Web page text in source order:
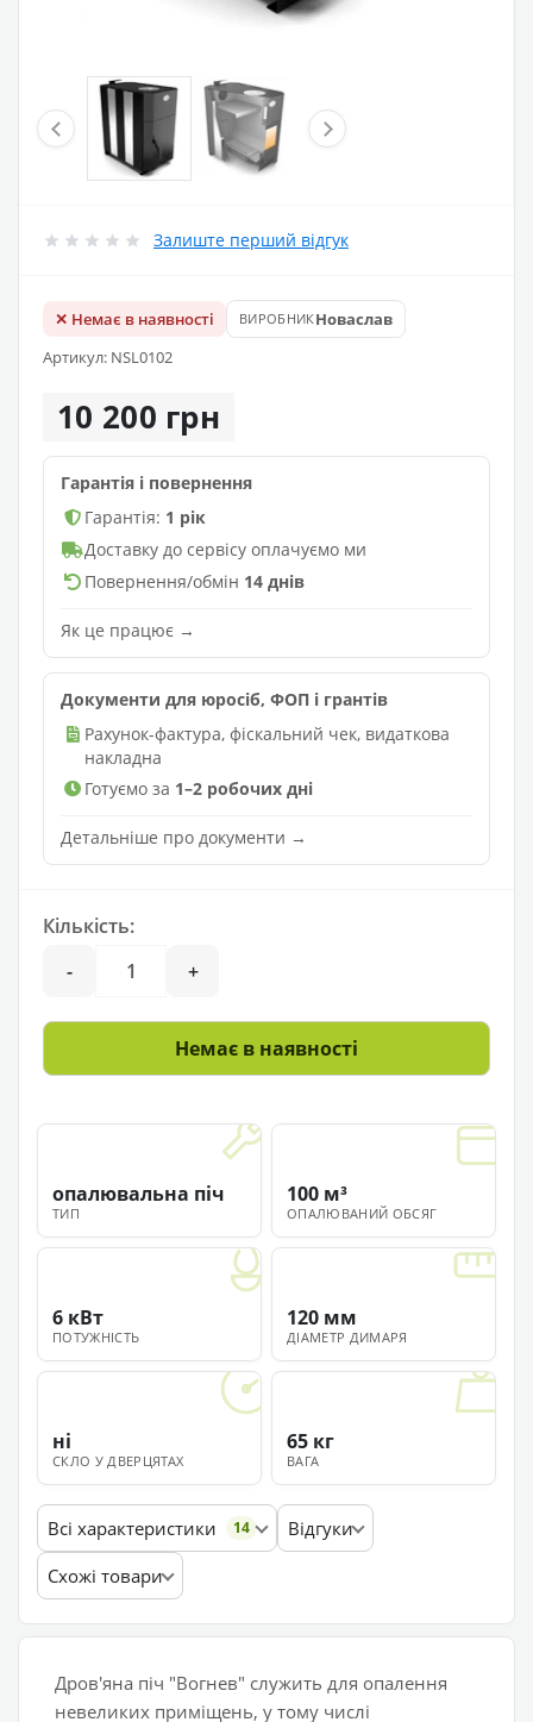
Залиште перший відгук
✕ Немає в наявності ВИРОБНИКНоваслав
Артикул: NSL0102
10 200 грн
Гарантія і повернення
Гарантія: 1 рік
Доставку до сервісу оплачуємо ми
Повернення/обмін 14 днів
Як це працює →
Документи для юросіб, ФОП і грантів
Рахунок-фактура, фіскальний чек, видаткова
накладна
Готуємо за 1–2 робочих дні
Детальніше про документи →
Кількість:
-
+
Немає в наявності
ТИП
опалювальна піч
ОПАЛЮВАНИЙ ОБСЯГ
100 м³
ПОТУЖНІСТЬ
6 кВт
ДІАМЕТР ДИМАРЯ
120 мм
СКЛО У ДВЕРЦЯТАХ
ні
ВАГА
65 кг
Всі характеристики 14
Відгуки
Схожі товари
Дров'яна піч "Вогнев" служить для опалення
невеликих приміщень, у тому числі